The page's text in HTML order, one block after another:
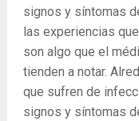
signos y síntomas
las experiencias
son algo que el
tienden a notar.
que sufren de
signos y síntomas